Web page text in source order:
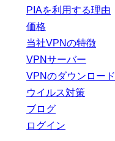
PIAを利用する理由
価格
当社VPNの特徴
VPNサーバー
VPNのダウンロード
ウイルス対策
ブログ
ログイン